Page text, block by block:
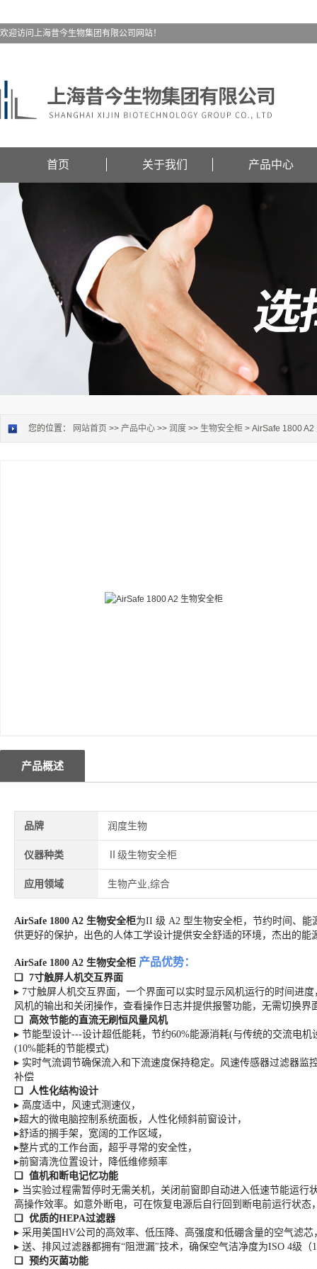
欢迎访问上海昔今生物集团有限公司网站！
首页 关于我们 产品中心
您的位置： 网站首页 >> 产品中心 >> 润度 >> 生物安全柜 > AirSafe 1800 A2
产品概述
品牌 润度生物
仪器种类 Ⅱ级生物安全柜
应用领域 生物产业,综合
AirSafe 1800 A2 生物安全柜为II 级 A2 型生物安全柜，节约时间、能
供更好的保护，出色的人体工学设计提供安全舒适的环境，杰出的能
AirSafe 1800 A2 生物安全柜 产品优势：
❏ 7寸触屏人机交互界面
▸ 7寸触屏人机交互界面，一个界面可以实时显示风机运行的时间进
风机的输出和关闭操作，查看操作日志并提供报警功能，无需切换界
❏ 高效节能的直流无刷恒风量风机
▸ 节能型设计---设计超低能耗，节约60%能源消耗(与传统的交流电
(10%能耗的节能模式)
▸ 实时气流调节确保流入和下流速度保持稳定。风速传感器过滤器
补偿
❏ 人性化结构设计
▸ 高度适中，风速式测速仪，
▸超大的微电脑控制系统面板，人性化倾斜前窗设计，
▸舒适的搁手架，宽阔的工作区域，
▸整片式的工作台面，超乎寻常的安全性，
▸前窗清洗位置设计，降低维修频率
❏ 值机和断电记忆功能
▸ 当实验过程需暂停时无需关机，关闭前窗即自动进入低速节能运
高操作效率。如意外断电，可在恢复电源后自行回到断电前运行状态
❏ 优质的HEPA过滤器
▸ 采用美国HV公司的高效率、低压降、高强度和低硼含量的空气滤
▸ 送、排风过滤器都拥有“阻泄漏"技术，确保空气洁净度为ISO 4级（
❏ 预约灭菌功能